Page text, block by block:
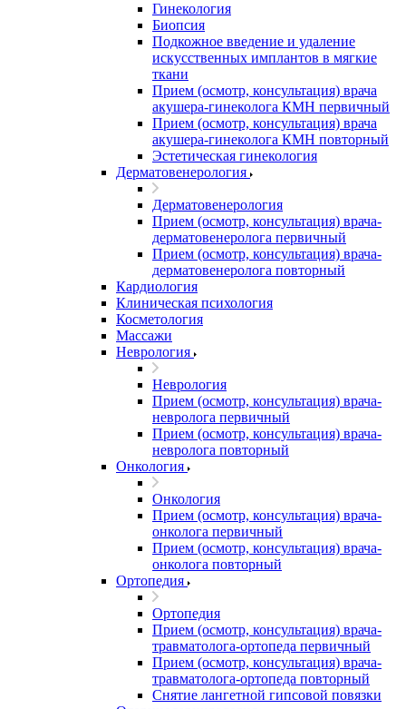
Гинекология
Биопсия
Подкожное введение и удаление
искусственных имплантов в мягкие
ткани
Прием (осмотр, консультация) врача
акушера-гинеколога КМН первичный
Прием (осмотр, консультация) врача
акушера-гинеколога КМН повторный
Эстетическая гинекология
Дерматовенерология
Дерматовенерология
Прием (осмотр, консультация) врача-
дерматовенеролога первичный
Прием (осмотр, консультация) врача-
дерматовенеролога повторный
Кардиология
Клиническая психология
Косметология
Массажи
Неврология
Неврология
Прием (осмотр, консультация) врача-
невролога первичный
Прием (осмотр, консультация) врача-
невролога повторный
Онкология
Онкология
Прием (осмотр, консультация) врача-
онколога первичный
Прием (осмотр, консультация) врача-
онколога повторный
Ортопедия
Ортопедия
Прием (осмотр, консультация) врача-
травматолога-ортопеда первичный
Прием (осмотр, консультация) врача-
травматолога-ортопеда повторный
Снятие лангетной гипсовой повязки